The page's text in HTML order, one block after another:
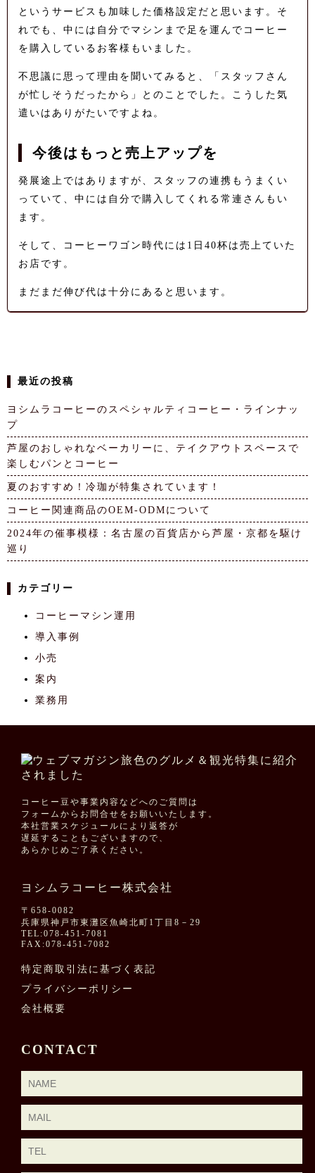
というサービスも加味した価格設定だと思います。そ
れでも、中には自分でマシンまで足を運んでコーヒー
を購入しているお客様もいました。
不思議に思って理由を聞いてみると、「スタッフさん
が忙しそうだったから」とのことでした。こうした気
遣いはありがたいですよね。
今後はもっと売上アップを
発展途上ではありますが、スタッフの連携もうまくい
っていて、中には自分で購入してくれる常連さんもい
ます。
そして、コーヒーワゴン時代には1日40杯は売上ていた
お店です。
まだまだ伸び代は十分にあると思います。
最近の投稿
ヨシムラコーヒーのスペシャルティコーヒー・ラインナッ
プ
芦屋のおしゃれなベーカリーに、テイクアウトスペースで
楽しむパンとコーヒー
夏のおすすめ！冷珈が特集されています！
コーヒー関連商品のOEM-ODMについて
2024年の催事模様：名古屋の百貨店から芦屋・京都を駆け
巡り
カテゴリー
コーヒーマシン運用
導入事例
小売
案内
業務用
コーヒー豆や事業内容などへのご質問は
フォームからお問合せをお願いいたします。
本社営業スケジュールにより返答が
遅延することもございますので、
あらかじめご了承ください。
ヨシムラコーヒー株式会社
〒658-0082
兵庫県神戸市東灘区魚崎北町1丁目8－29
TEL:078-451-7081
FAX:078-451-7082
特定商取引法に基づく表記
プライバシーポリシー
会社概要
CONTACT